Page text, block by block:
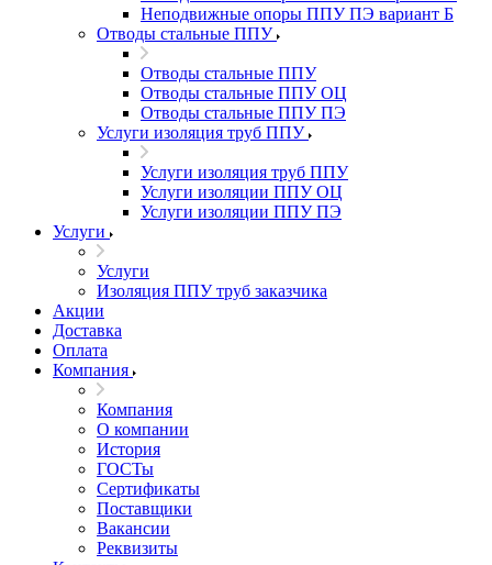
Неподвижные опоры ППУ ПЭ вариант Б
Отводы стальные ППУ
Отводы стальные ППУ
Отводы стальные ППУ ОЦ
Отводы стальные ППУ ПЭ
Услуги изоляция труб ППУ
Услуги изоляция труб ППУ
Услуги изоляции ППУ ОЦ
Услуги изоляции ППУ ПЭ
Услуги
Услуги
Изоляция ППУ труб заказчика
Акции
Доставка
Оплата
Компания
Компания
О компании
История
ГОСТы
Сертификаты
Поставщики
Вакансии
Реквизиты